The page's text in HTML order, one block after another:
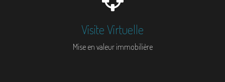
Visite Virtuelle
Mise en valeur immobilière